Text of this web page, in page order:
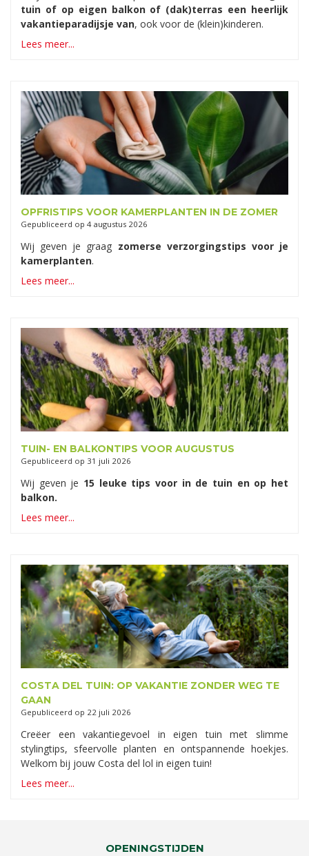
tuin of op eigen balkon of (dak)terras een heerlijk
vakantieparadijsje van, ook voor de (klein)kinderen.
Lees meer...
OPFRISTIPS VOOR KAMERPLANTEN IN DE ZOMER
Gepubliceerd op 4 augustus 2026
Wij geven je graag zomerse verzorgingstips voor je
kamerplanten.
Lees meer...
TUIN- EN BALKONTIPS VOOR AUGUSTUS
Gepubliceerd op 31 juli 2026
Wij geven je 15 leuke tips voor in de tuin en op het
balkon.
Lees meer...
COSTA DEL TUIN: OP VAKANTIE ZONDER WEG TE
GAAN
Gepubliceerd op 22 juli 2026
Creëer een vakantiegevoel in eigen tuin met slimme
stylingtips, sfeervolle planten en ontspannende hoekjes.
Welkom bij jouw Costa del lol in eigen tuin!
Lees meer...
OPENINGSTIJDEN